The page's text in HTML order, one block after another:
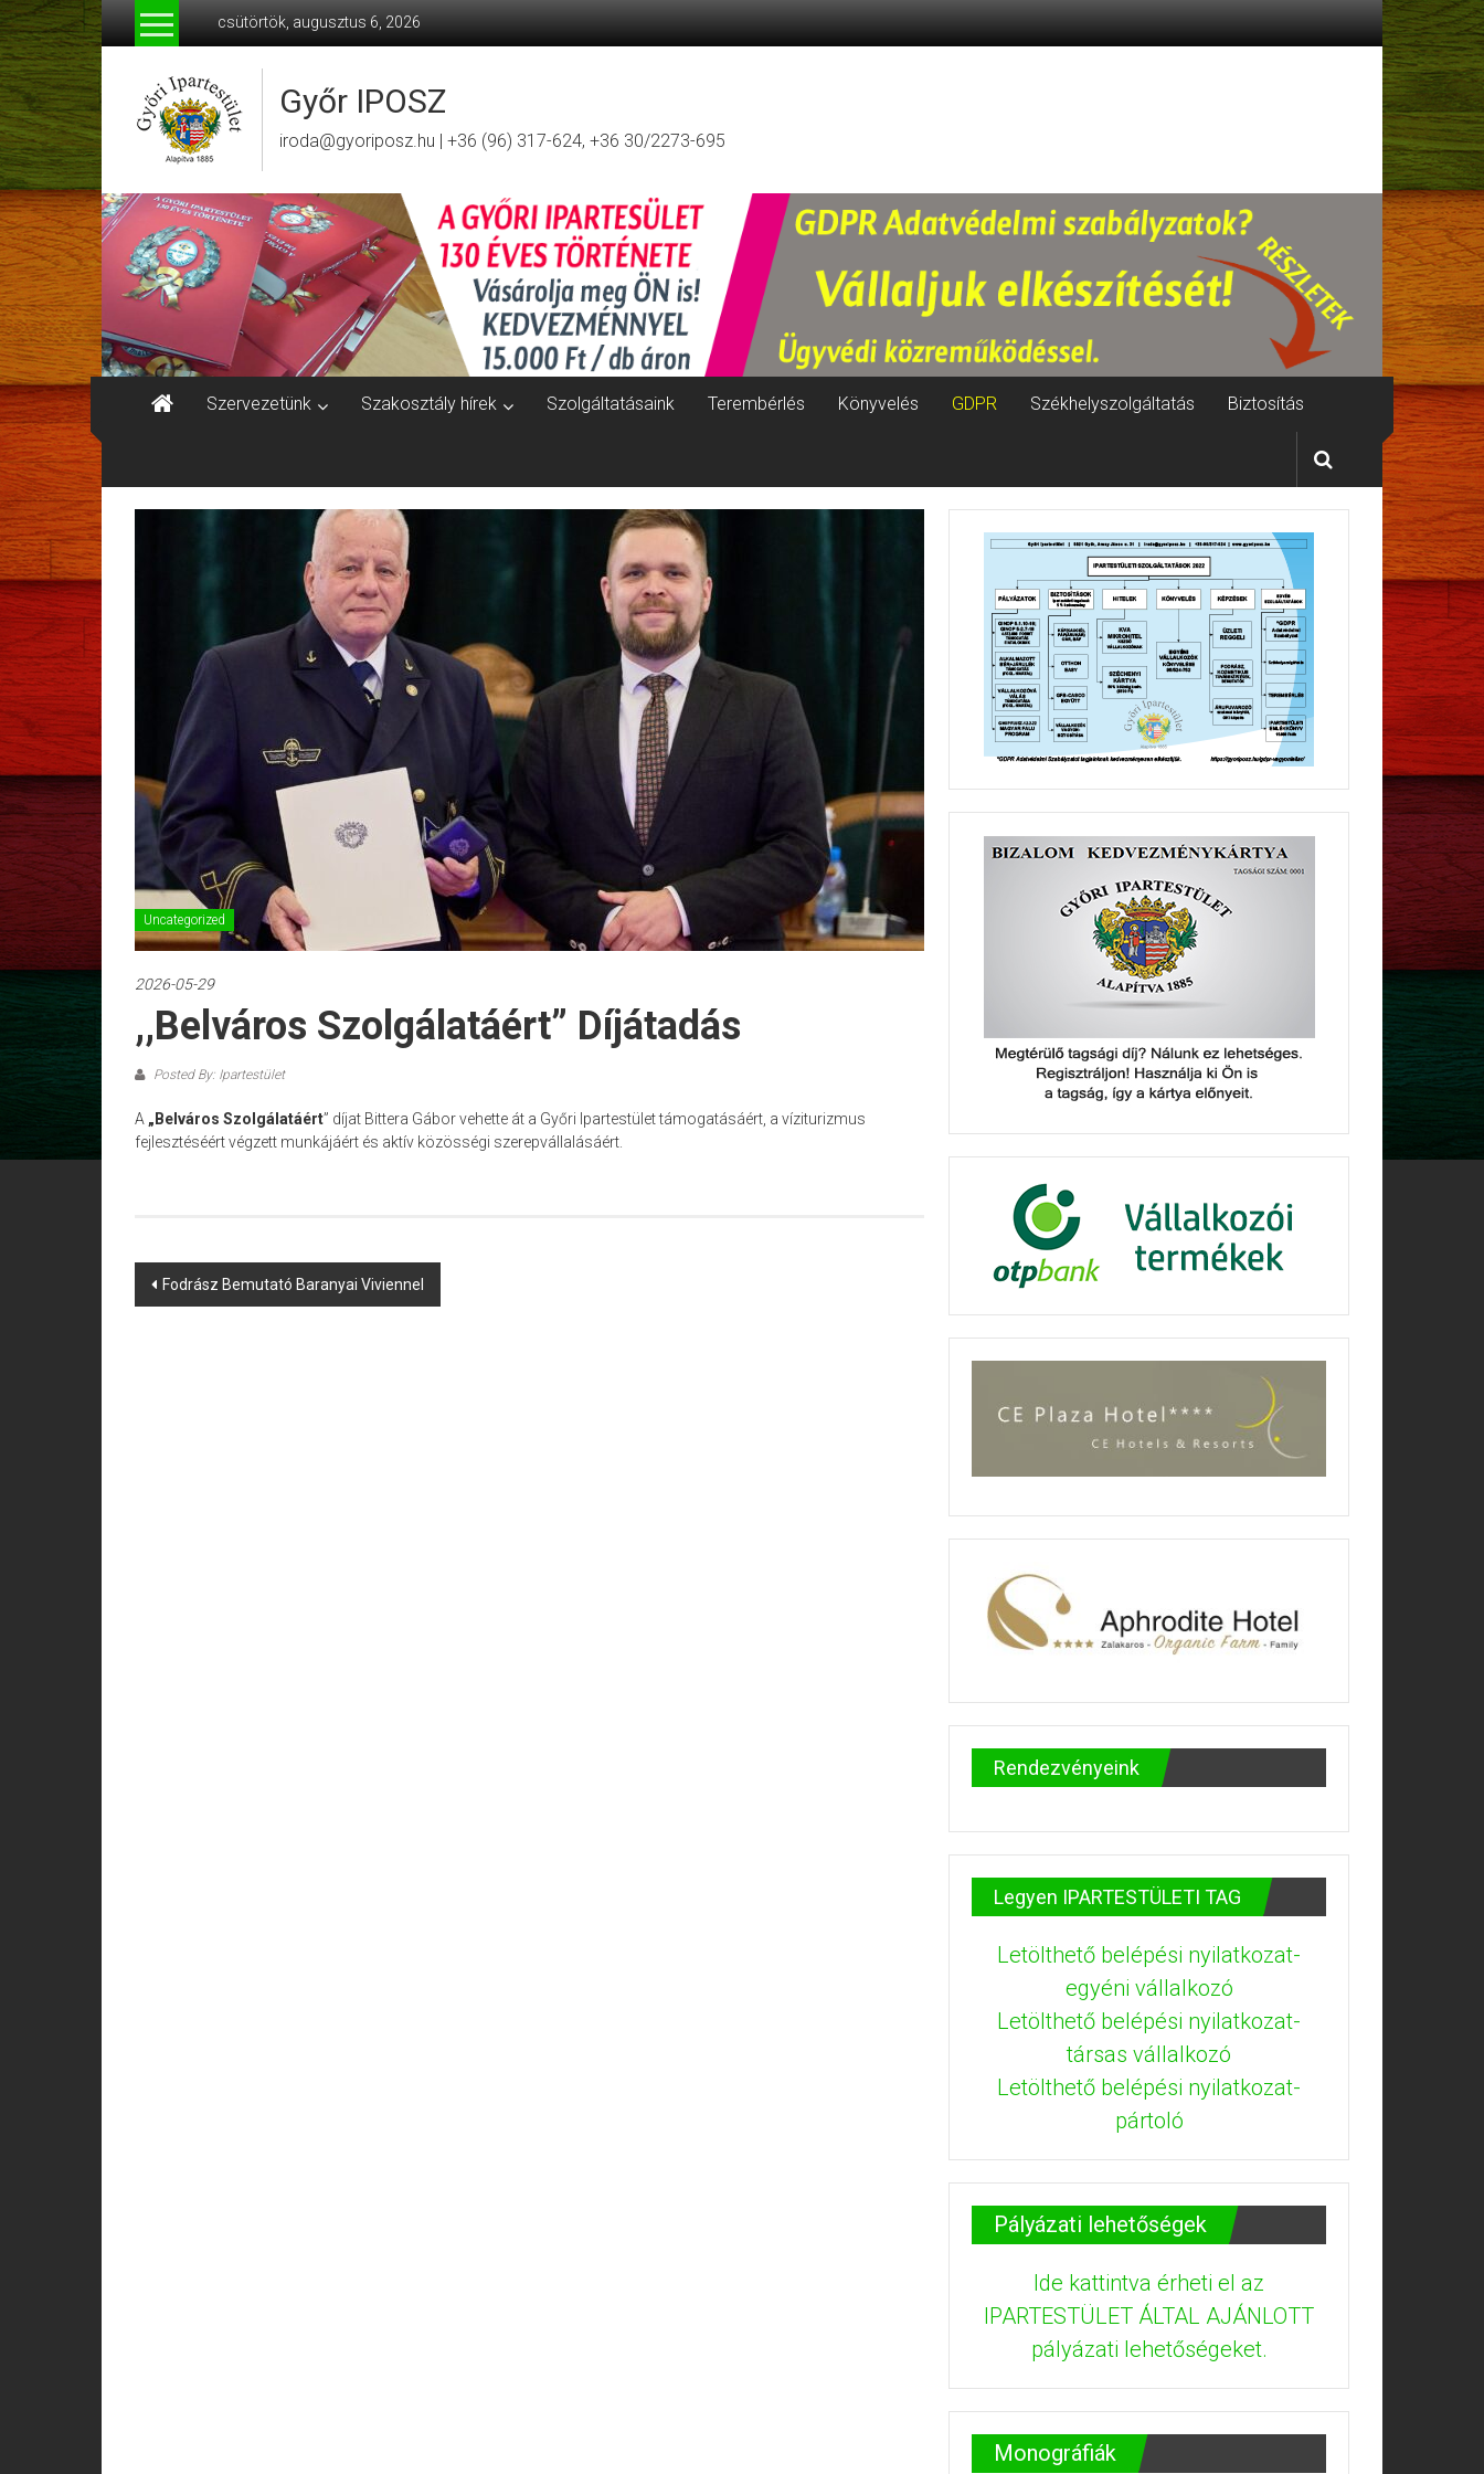
Skip
to
content
csütörtök, augusztus 6, 2026
Győr IPOSZ
iroda@gyoriposz.hu | +36 (96) 317-624, +36 30/2273-695
Szervezetünk Szakosztály hírek Szolgáltatásaink Terembérlés Könyvelés GDPR Székhelyszolgáltatás Biztosítás
Uncategorized
2026-05-29
,,Belváros Szolgálatáért” Díjátadás
Posted By: Ipartestület
A „Belváros Szolgálatáért” díjat Bittera Gábor vehette át a Győri Ipartestület támogatásáért, a víziturizmus
fejlesztéséért végzett munkájáért és aktív közösségi szerepvállalásáért.
Post
Fodrász Bemutató Baranyai Viviennel
Rendezvényeink
Legyen IPARTESTÜLETI TAG
Letölthető belépési nyilatkozat-
egyéni vállalkozó
Letölthető belépési nyilatkozat-
társas vállalkozó
Letölthető belépési nyilatkozat-
pártoló
Pályázati lehetőségek
Ide kattintva érheti el az
IPARTESTÜLET ÁLTAL AJÁNLOTT
pályázati lehetőségeket.
Monográfiák